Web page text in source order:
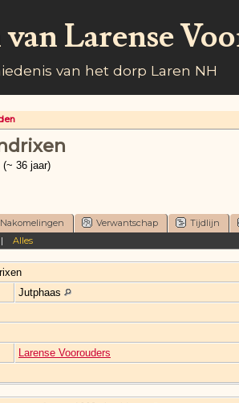
Larense
van het dorp Laren NH
36 jaar)
Nakomelingen Verwantschap Tijdlijn
Alles
Jutphaas
Larense Voorouders